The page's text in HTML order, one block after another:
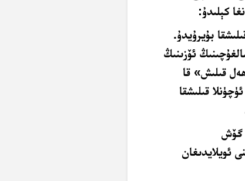
كېلىدۇ:
بۇيرۇيدۇ.
ئۆزىنىڭ
قىلىش» قا
قىلىشقا
گۆش
ئويلايدىغان